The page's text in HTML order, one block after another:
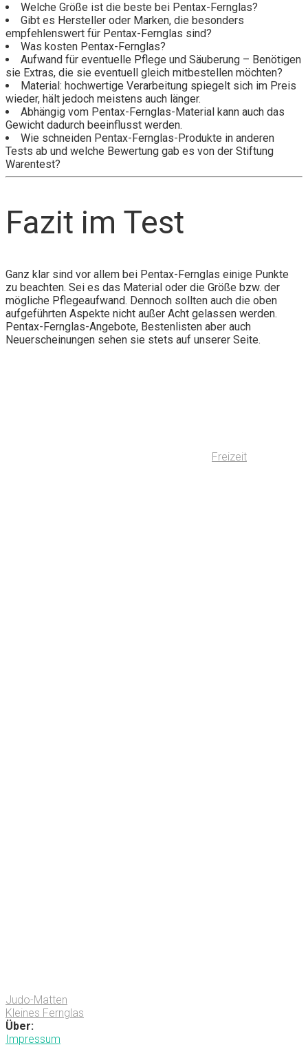
Welche Größe ist die beste bei Pentax-Fernglas?
Gibt es Hersteller oder Marken, die besonders
empfehlenswert für Pentax-Fernglas sind?
Was kosten Pentax-Fernglas?
Aufwand für eventuelle Pflege und Säuberung – Benötigen
sie Extras, die sie eventuell gleich mitbestellen möchten?
Material: hochwertige Verarbeitung spiegelt sich im Preis
wieder, hält jedoch meistens auch länger.
Abhängig vom Pentax-Fernglas-Material kann auch das
Gewicht dadurch beeinflusst werden.
Wie schneiden Pentax-Fernglas-Produkte in anderen
Tests ab und welche Bewertung gab es von der Stiftung
Warentest?
Fazit im Test
Ganz klar sind vor allem bei Pentax-Fernglas einige Punkte
zu beachten. Sei es das Material oder die Größe bzw. der
mögliche Pflegeaufwand. Dennoch sollten auch die oben
aufgeführten Aspekte nicht außer Acht gelassen werden.
Pentax-Fernglas-Angebote, Bestenlisten aber auch
Neuerscheinungen sehen sie stets auf unserer Seite.
Freizeit
Judo-Matten
Kleines Fernglas
Über:
Impressum